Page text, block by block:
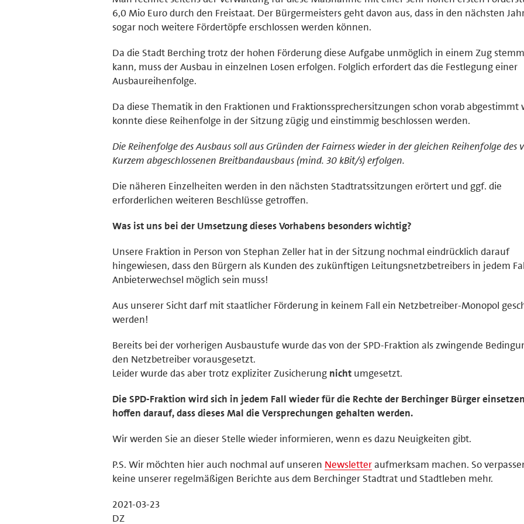
6,0 Mio Euro durch den Freistaat. Der Bürgermeisters geht davon aus, dass in den nächsten
sogar noch weitere Fördertöpfe erschlossen werden können.
Da die Stadt Berching trotz der hohen Förderung diese Aufgabe unmöglich in einem Zug
kann, muss der Ausbau in einzelnen Losen erfolgen. Folglich erfordert das die Festlegung einer
Ausbaureihenfolge.
Da diese Thematik in den Fraktionen und Fraktionssprechersitzungen schon vorab abgestimmt
konnte diese Reihenfolge in der Sitzung zügig und einstimmig beschlossen werden.
Die Reihenfolge des Ausbaus soll aus Gründen der Fairness wieder in der gleichen Reihenfolge des
Kurzem abgeschlossenen Breitbandausbaus (mind. 30 kBit/s) erfolgen.
Die näheren Einzelheiten werden in den nächsten Stadtratssitzungen erörtert und ggf. die
erforderlichen weiteren Beschlüsse getroffen.
Was ist uns bei der Umsetzung dieses Vorhabens besonders wichtig?
Unsere Fraktion in Person von Stephan Zeller hat in der Sitzung nochmal eindrücklich darauf
hingewiesen, dass den Bürgern als Kunden des zukünftigen Leitungsnetzbetreibers in jedem
Anbieterwechsel möglich sein muss!
Aus unserer Sicht darf mit staatlicher Förderung in keinem Fall ein Netzbetreiber-Monopol
werden!
Bereits bei der vorherigen Ausbaustufe wurde das von der SPD-Fraktion als zwingende
den Netzbetreiber vorausgesetzt.
Leider wurde das aber trotz expliziter Zusicherung nicht umgesetzt.
Die SPD-Fraktion wird sich in jedem Fall wieder für die Rechte der Berchinger Bürger
hoffen darauf, dass dieses Mal die Versprechungen gehalten werden.
Wir werden Sie an dieser Stelle wieder informieren, wenn es dazu Neuigkeiten gibt.
P.S. Wir möchten hier auch nochmal auf unseren Newsletteraufmerksam machen. So
keine unserer regelmäßigen Berichte aus dem Berchinger Stadtrat und Stadtleben mehr.
2021-03-23
DZ